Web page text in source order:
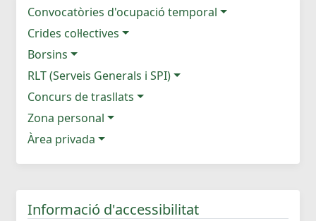
Convocatòries d'ocupació temporal
Crides col·lectives
Borsins
RLT (Serveis Generals i SPI)
Concurs de trasllats
Zona personal
Àrea privada
Informació d'accessibilitat